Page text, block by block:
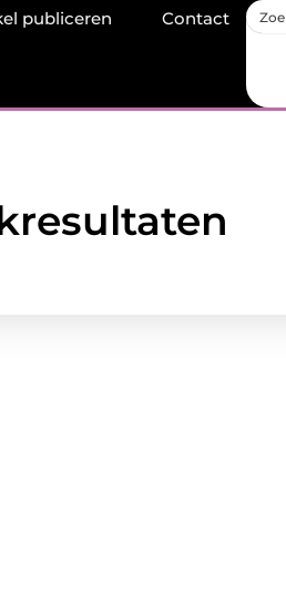
publiceren Contact